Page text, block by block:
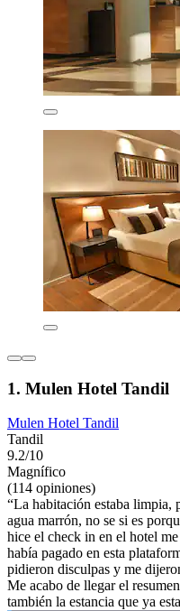
1. Mulen Hotel Tandil
Mulen Hotel Tandil
Tandil
9.2/10
Magnífico
(114 opiniones)
“La habitación estaba limpia,
agua marrón, no se si es
hice el check in en el hotel
había pagado en esta
pidieron disculpas y me
Me acabo de llegar el
también la estancia que ya